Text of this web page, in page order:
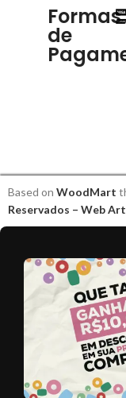
Formas
de
Based on WoodMart
Reservados – Web